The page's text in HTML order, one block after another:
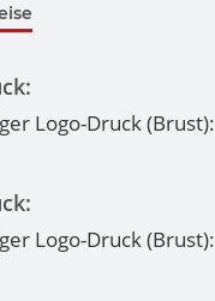
Logo-Druck (Brust):
Logo-Druck (Brust):